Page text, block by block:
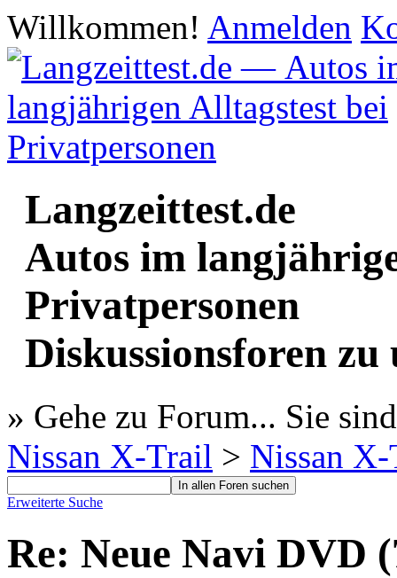
Willkommen! Anmelden
Langzeittest.de
Autos im
Privatpersonen
Diskussionsforen zu
» Gehe zu Forum... Sie
Nissan X-Trail > Nissan
Erweiterte Suche
Re: Neue Navi DVD